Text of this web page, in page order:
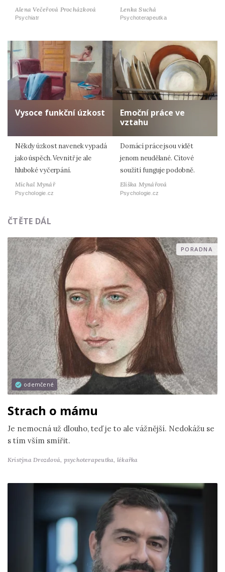
Alena Večeřová Procházková
Psychiatr
Lenka Suchá
Psychoterapeutka
Vysoce funkční úzkost
Někdy úzkost navenek vypadá
jako úspěch. Vevnitř je ale
hluboké vyčerpání.
Michal Mynář
Psychologie.cz
Emoční práce ve
vztahu
Domácí práce jsou vidět
jenom neudělané. Citové
soužití funguje podobně.
Eliška Mynářová
Psychologie.cz
ČTĚTE DÁL
odemčené
PORADNA
Strach o mámu
Je nemocná už dlouho, teď je to ale vážnější. Nedokážu se
s tím vším smířit.
Kristýna Drozdová, psychoterapeutka, lékařka